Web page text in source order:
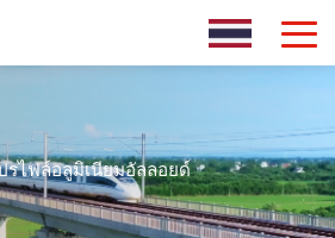
ไฟล์อลูมิเนียมอัลลอยด์